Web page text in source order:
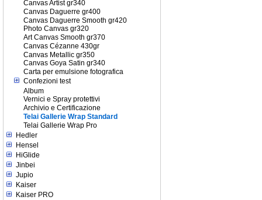
Canvas Artist gr340
Canvas Daguerre gr400
Canvas Daguerre Smooth gr420
Photo Canvas gr320
Art Canvas Smooth gr370
Canvas Cézanne 430gr
Canvas Metallic gr350
Canvas Goya Satin gr340
Carta per emulsione fotografica
Confezioni test
Album
Vernici e Spray protettivi
Archivio e Certificazione
Telai Gallerie Wrap Standard
Telai Gallerie Wrap Pro
Hedler
Hensel
HiGlide
Jinbei
Jupio
Kaiser
Kaiser PRO